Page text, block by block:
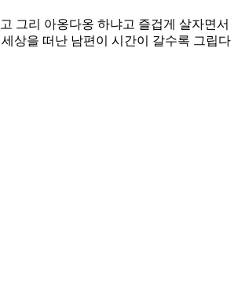
그리 아옹다옹 하냐고 즐겁게 살자면서
상을 떠난 남편이 시간이 갈수록 그립다